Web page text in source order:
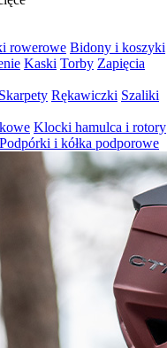
rowerowe Bidony i koszyki
Kaski Torby Zapięcia
Skarpety Rękawiczki Szaliki
Klocki hamulca i rotory
Podpórki i kółka podporowe